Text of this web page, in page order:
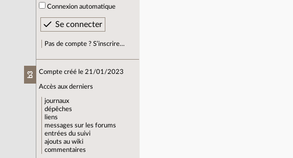
Connexion automatique
Pas de compte ? S’inscrire…
b3 Compte créé le 21/01/2023
Accès aux derniers
journaux
dépêches
liens
messages sur les forums
entrées du suivi
ajouts au wiki
commentaires